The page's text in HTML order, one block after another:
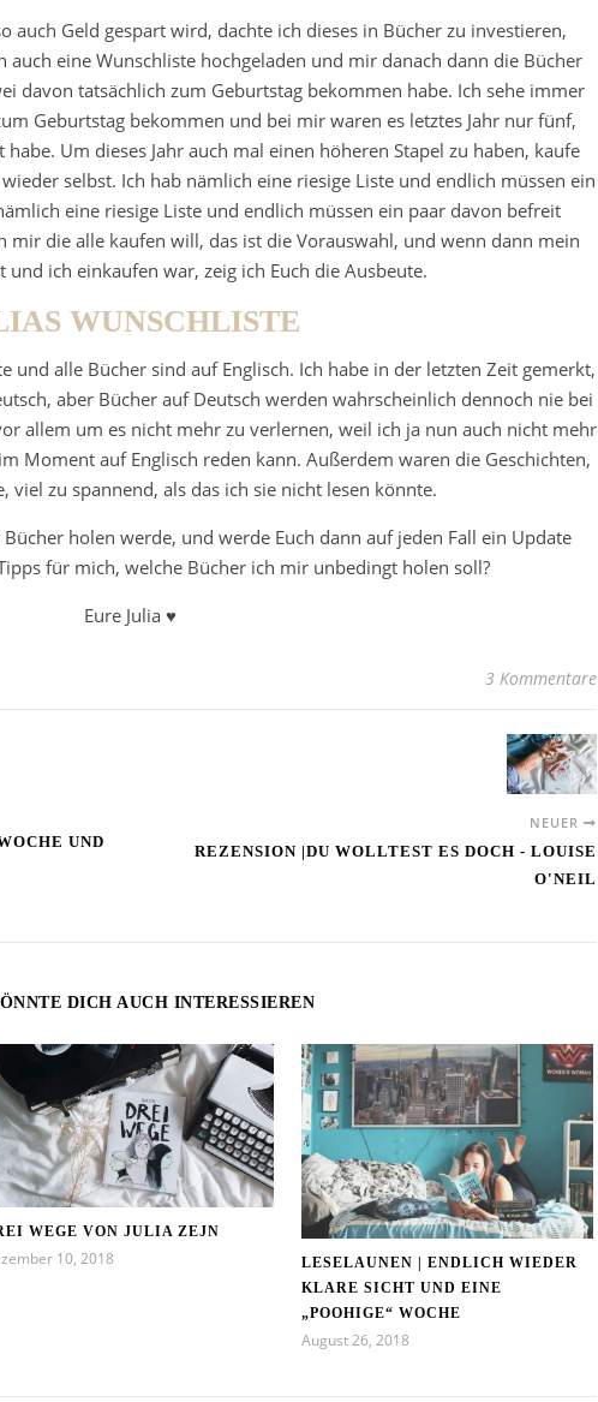
auch Geld gespart wird, dachte ich dieses in Bücher zu investieren,
auch eine Wunschliste hochgeladen und mir danach dann die Bücher
davon tatsächlich zum Geburtstag bekommen habe. Ich sehe immer
Geburtstag bekommen und bei mir waren es letztes Jahr nur fünf,
Um dieses Jahr auch mal einen höheren Stapel zu haben, kaufe
selbst. Ich hab nämlich eine riesige Liste und endlich müssen ein
eine riesige Liste und endlich müssen ein paar davon befreit
mir die alle kaufen will, das ist die Vorauswahl, und wenn dann mein
und ich einkaufen war, zeig ich Euch die Ausbeute.
WUNSCHLISTE
und alle Bücher sind auf Englisch. Ich habe in der letzten Zeit gemerkt,
aber Bücher auf Deutsch werden wahrscheinlich dennoch nie bei
allem um es nicht mehr zu verlernen, weil ich ja nun auch nicht mehr
Moment auf Englisch reden kann. Außerdem waren die Geschichten,
viel zu spannend, als das ich sie nicht lesen könnte.
holen werde, und werde Euch dann auf jeden Fall ein Update
für mich, welche Bücher ich mir unbedingt holen soll?
Eure Julia ♥
3 Kommentare
UND
NEUER
REZENSION |DU WOLLTEST ES DOCH - LOUISE
O'NEIL
DICH AUCH INTERESSIEREN
WEGE VON JULIA ZEJN
10, 2018
LESELAUNEN | ENDLICH WIEDER
KLARE SICHT UND EINE
„POOHIGE“ WOCHE
August 26, 2018